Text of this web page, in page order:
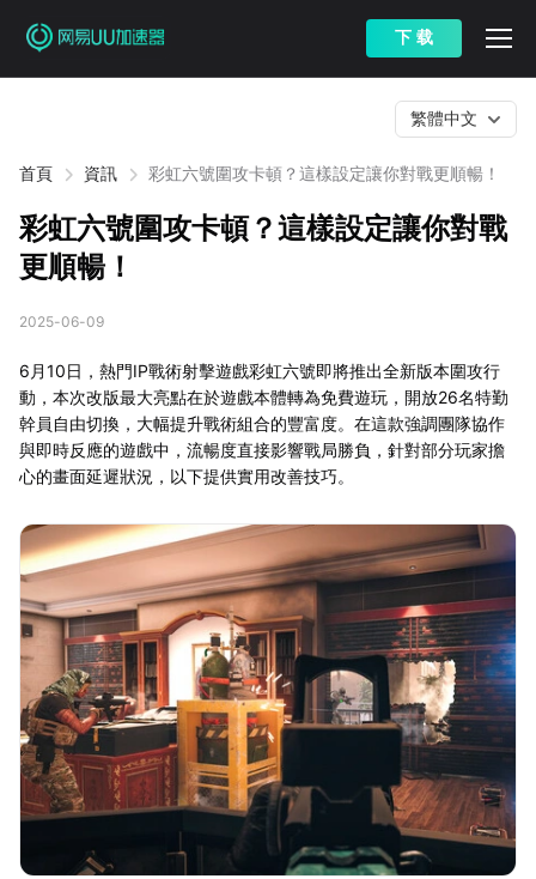
下 载
首頁 資訊 彩虹六號圍攻卡頓？這樣設定讓你對戰更順暢！
繁體中文
彩虹六號圍攻卡頓？這樣設定讓你對戰
更順暢！
2025-06-09
6月10日，熱門IP戰術射擊遊戲彩虹六號即將推出全新版本圍攻行
動，本次改版最大亮點在於遊戲本體轉為免費遊玩，開放26名特勤
幹員自由切換，大幅提升戰術組合的豐富度。在這款強調團隊協作
與即時反應的遊戲中，流暢度直接影響戰局勝負，針對部分玩家擔
心的畫面延遲狀況，以下提供實用改善技巧。